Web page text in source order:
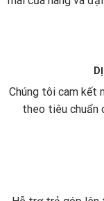
Chúng tôi cam kết
theo tiêu chuẩn